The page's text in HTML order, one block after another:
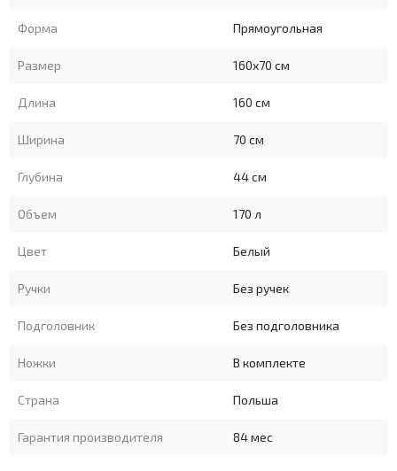
Форма Прямоугольная
Размер 160x70 см
Длина 160 см
Ширина 70 см
Глубина 44 см
Объем 170 л
Цвет Белый
Ручки Без ручек
Подголовник Без подголовника
Ножки В комплекте
Страна Польша
Гарантия производителя 84 мес